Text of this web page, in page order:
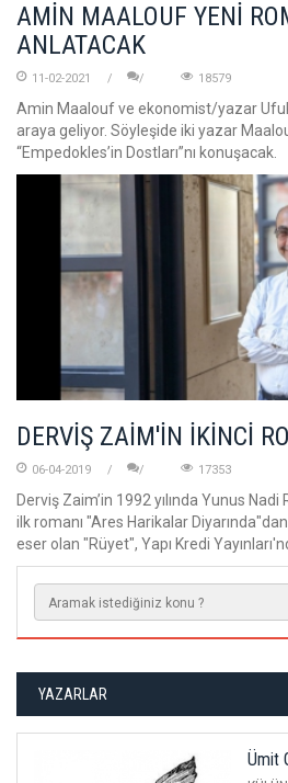
AMİN MAALOUF YENİ
ANLATACAK
11-02-2021 18579
Amin Maalouf ve ekonomist/yazar
araya geliyor. Söyleşide iki yazar
“Empedokles’in Dostları”nı konuşacak.
DERVİŞ ZAİM'İN İKİNCİ
06-04-2019 17353
Derviş Zaim’in 1992 yılında Yunus
ilk romanı "Ares Harikalar
eser olan "Rüyet", Yapı Kredi
YAZARLAR
Ümit